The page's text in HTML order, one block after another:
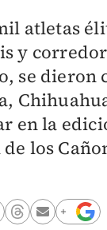
atletas
y
se dieron
en la
los